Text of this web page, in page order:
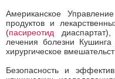
Американское
продуктов и
(пасиреотид
лечения болезни
хирургическое
Безопасность и